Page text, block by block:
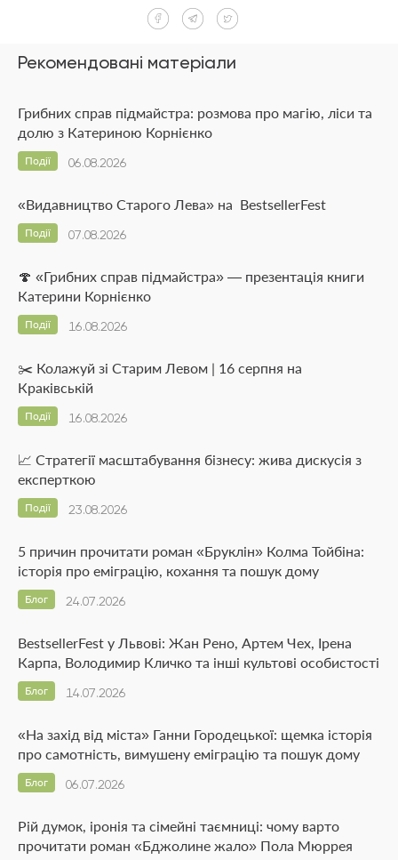
Рекомендовані матеріали
Грибних справ підмайстра: розмова про магію, ліси та
долю з Катериною Корнієнко
06.08.2026
Події
«Видавництво Старого Лева» на BestsellerFest
07.08.2026
Події
🍄 «Грибних справ підмайстра» — презентація книги
Катерини Корнієнко
16.08.2026
Події
✂️ Колажуй зі Старим Левом | 16 серпня на
Краківській
16.08.2026
Події
📈 Стратегії масштабування бізнесу: жива дискусія з
експерткою
23.08.2026
Події
5 причин прочитати роман «Бруклін» Колма Тойбіна:
історія про еміграцію, кохання та пошук дому
24.07.2026
Блог
BestsellerFest у Львові: Жан Рено, Артем Чех, Ірена
Карпа, Володимир Кличко та інші культові особистості
14.07.2026
Блог
«На захід від міста» Ганни Городецької: щемка історія
про самотність, вимушену еміграцію та пошук дому
06.07.2026
Блог
Рій думок, іронія та сімейні таємниці: чому варто
прочитати роман «Бджолине жало» Пола Мюррея